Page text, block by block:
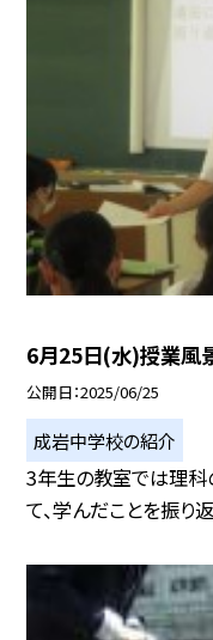
6月25日(水)授業風
公開日 2025/06/25
成岩中学校の紹介
3年生の教室では理科
て、学んだことを振り